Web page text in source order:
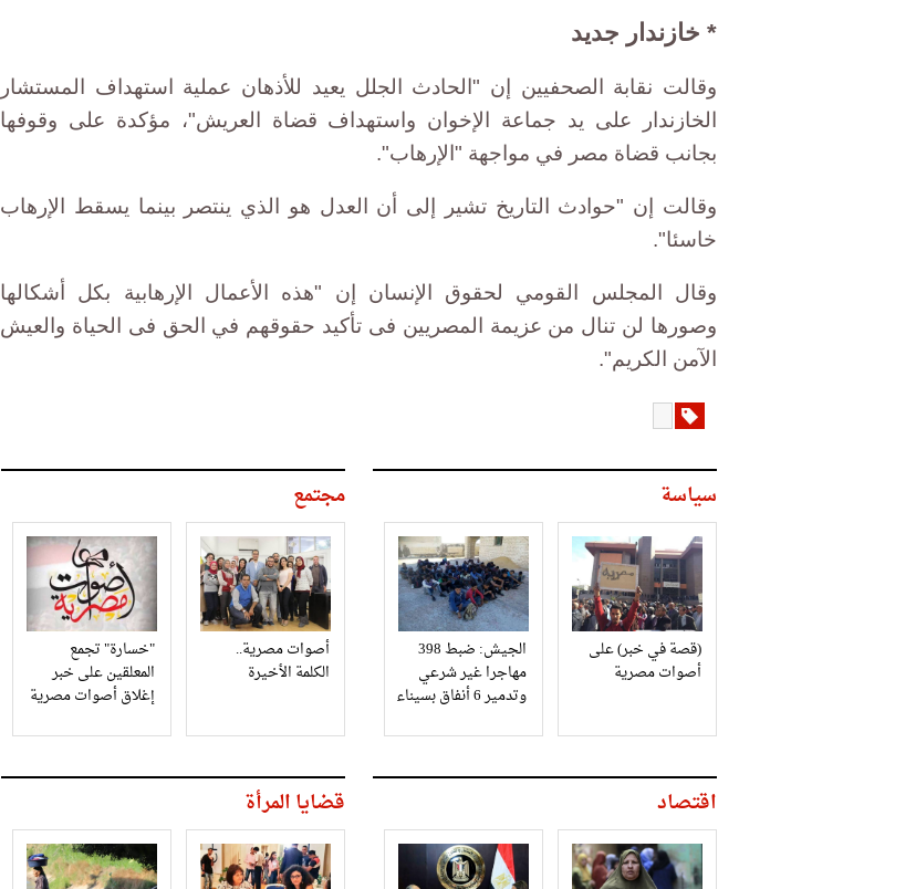
* خازندار جديد
وقالت نقابة الصحفيين إن "الحادث الجلل يعيد للأذهان عملية استهداف المستشار
الخازندار على يد جماعة الإخوان واستهداف قضاة العريش"، مؤكدة على وقوفها
بجانب قضاة مصر في مواجهة "الإرهاب".
وقالت إن "حوادث التاريخ تشير إلى أن العدل هو الذي ينتصر بينما يسقط الإرهاب
خاسئا".
وقال المجلس القومي لحقوق الإنسان إن "هذه الأعمال الإرهابية بكل أشكالها
وصورها لن تنال من عزيمة المصريين فى تأكيد حقوقهم في الحق فى الحياة والعيش
الآمن الكريم".
سياسة
(قصة في خبر) على
أصوات مصرية
الجيش: ضبط 398
مهاجرا غير شرعي
وتدمير 6 أنفاق بسيناء
مجتمع
أصوات مصرية..
الكلمة الأخيرة
"خسارة" تجمع
المعلقين على خبر
إغلاق أصوات مصرية
اقتصاد قضايا المرأة